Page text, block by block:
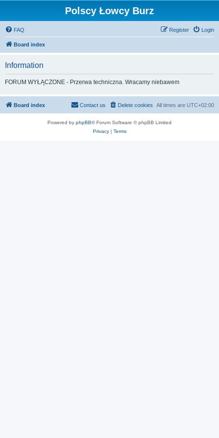
Polscy Łowcy Burz
FAQ Login
Register
Board index
Information
FORUM WYŁĄCZONE - Przerwa techniczna. Wracamy niebawem
Board index All times are UTC+02:00
Delete cookies
Contact us
Powered by phpBB® Forum Software © phpBB Limited
Privacy| Terms